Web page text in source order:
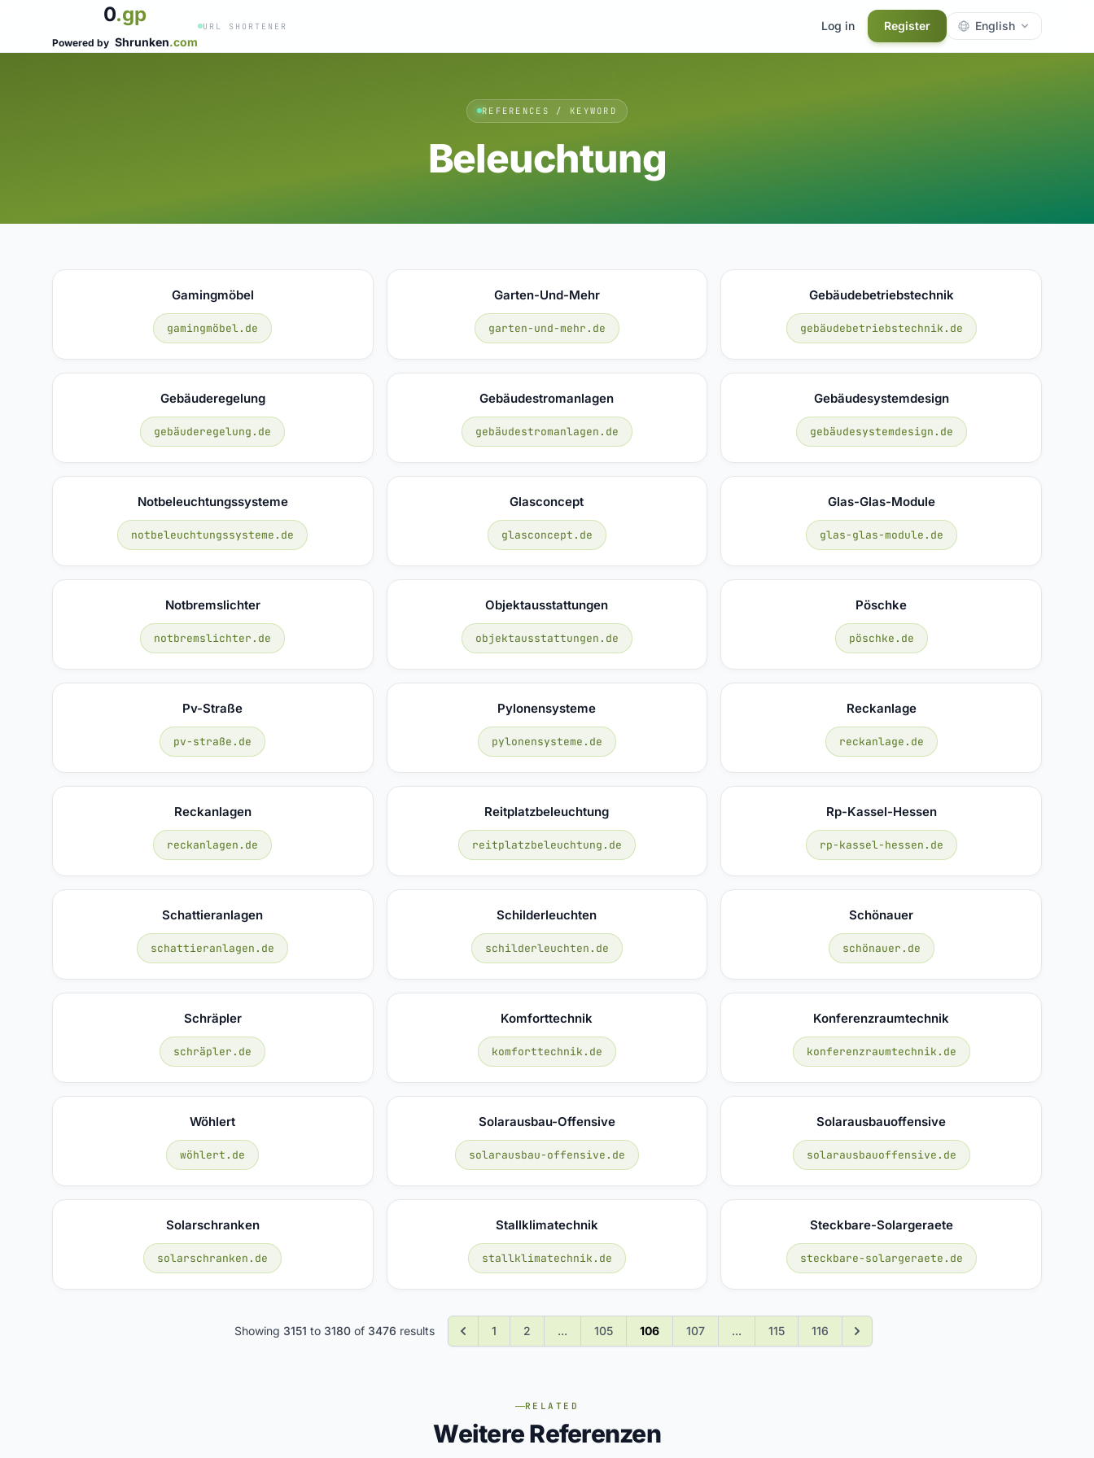
0.gp
Powered by Shrunken.com
URL SHORTENER Log in Register English
REFERENCES / KEYWORD
Beleuchtung
Gamingmöbel
gamingmöbel.de
Garten-Und-Mehr
garten-und-mehr.de
Gebäudebetriebstechnik
gebäudebetriebstechnik.de
Gebäuderegelung
gebäuderegelung.de
Gebäudestromanlagen
gebäudestromanlagen.de
Gebäudesystemdesign
gebäudesystemdesign.de
Notbeleuchtungssysteme
notbeleuchtungssysteme.de
Glasconcept
glasconcept.de
Glas-Glas-Module
glas-glas-module.de
Notbremslichter
notbremslichter.de
Objektausstattungen
objektausstattungen.de
Pöschke
pöschke.de
Pv-Straße
pv-straße.de
Pylonensysteme
pylonensysteme.de
Reckanlage
reckanlage.de
Reckanlagen
reckanlagen.de
Reitplatzbeleuchtung
reitplatzbeleuchtung.de
Rp-Kassel-Hessen
rp-kassel-hessen.de
Schattieranlagen
schattieranlagen.de
Schilderleuchten
schilderleuchten.de
Schönauer
schönauer.de
Schräpler
schräpler.de
Komforttechnik
komforttechnik.de
Konferenzraumtechnik
konferenzraumtechnik.de
Wöhlert
wöhlert.de
Solarausbau-Offensive
solarausbau-offensive.de
Solarausbauoffensive
solarausbauoffensive.de
Solarschranken
solarschranken.de
Stallklimatechnik
stallklimatechnik.de
Steckbare-Solargeraete
steckbare-solargeraete.de
Showing 3151 to 3180 of 3476 results 1 2 ... 105 106 107 ... 115 116
RELATED
Weitere Referenzen